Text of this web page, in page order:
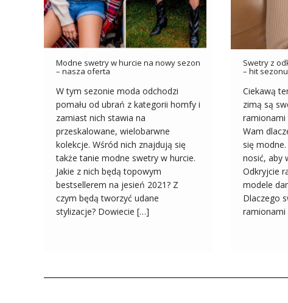
Modne swetry w hurcie na nowy sezon
– nasza oferta
W tym sezonie moda odchodzi
pomału od ubrań z kategorii homfy i
zamiast nich stawia na
przeskalowane, wielobarwne
kolekcje. Wśród nich znajdują się
także tanie modne swetry w hurcie.
Jakie z nich będą topowym
bestsellerem na jesień 2021? Z
czym będą tworzyć udane
stylizacje? Dowiecie […]
Swetry z
– hit
Ciekawą
zimą są
ramionami
Wam
się
nosić, aby
Odkryjcie
modele
Dlaczego